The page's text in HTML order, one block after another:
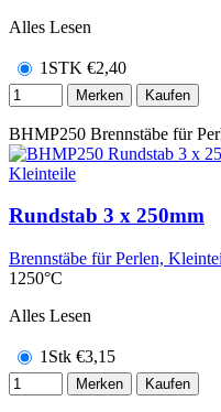
Alles Lesen
1STK €2,40
Merken Kaufen
BHMP250 Brennstäbe für
Rundstab 3 x 250mm
Brennstäbe für Perlen,
1250°C
Alles Lesen
1Stk €3,15
Merken Kaufen